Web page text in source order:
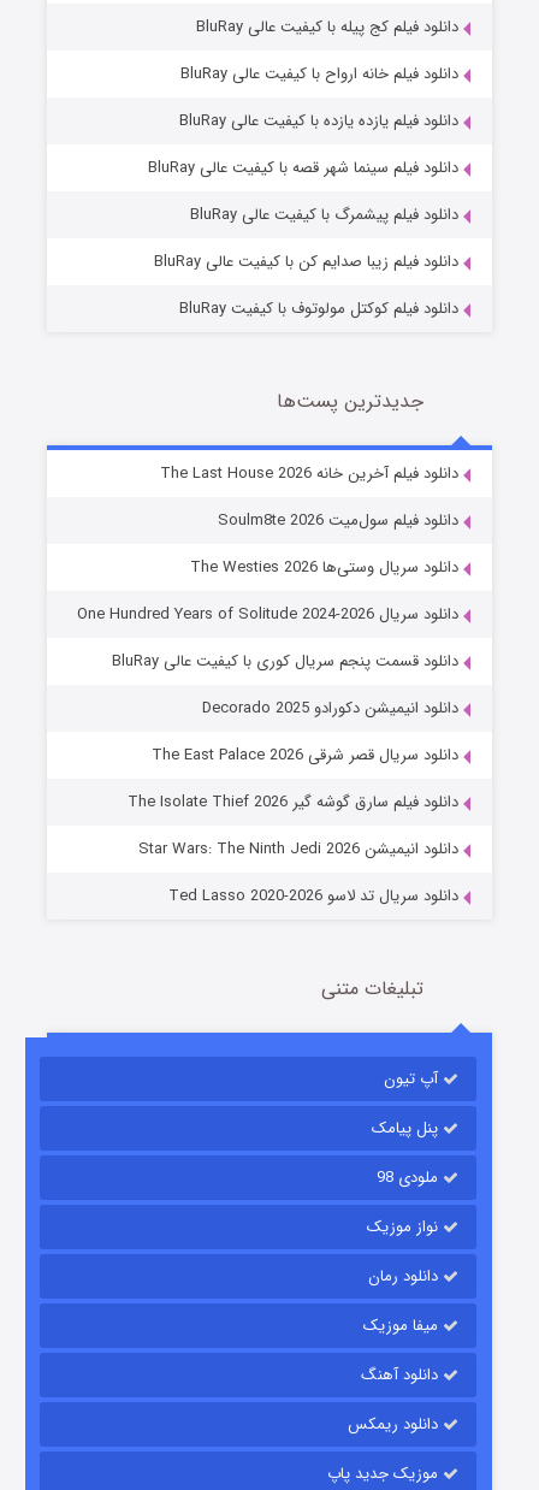
شوگر فصل ۲
خاندان اژدها فصل ۳
قسمت6 (زیرنویس) منتشر شد
باب اسفنجی فصل ۱۷
قسمت
دانلود فیلم کج‌ پیله با کیفیت عالی BluRay
دانلود فیلم خانه ارواح با کیفیت عالی BluRay
دانلود فیلم یازده یازده با کیفیت عالی BluRay
دانلود فیلم سینما شهر قصه با کیفیت عالی BluRay
دانلود فیلم پیشمرگ با کیفیت عالی BluRay
دانلود فیلم زیبا صدایم کن با کیفیت عالی BluRay
دانلود فیلم کوکتل مولوتوف با کیفیت BluRay
جدیدترین پست‌ها
دانلود فیلم آخرین خانه The Last House 2026
دانلود فیلم سول‌میت Soulm8te 2026
دانلود سریال وستی‌ها The Westies 2026
دانلود سریال One Hundred Years of Solitude 2024-2026
دانلود قسمت پنجم سریال کوری با کیفیت عالی BluRay
دانلود انیمیشن دکورادو Decorado 2025
دانلود سریال قصر شرقی The East Palace 2026
دانلود فیلم سارق گوشه گیر The Isolate Thief 2026
دانلود انیمیشن Star Wars: The Ninth Jedi 2026
دانلود سریال تد لاسو Ted Lasso 2020-2026
تبلیغات متنی
آپ تیون
پنل پیامک
ملودی 98
نواز موزیک
دانلود رمان
میفا موزیک
دانلود آهنگ
دانلود ریمکس
موزیک جدید پاپ